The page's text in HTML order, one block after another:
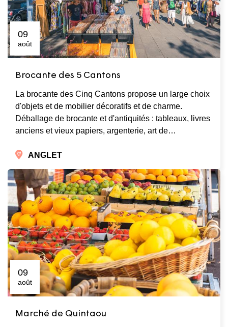
09
août
Brocante des 5 Cantons
La brocante des Cinq Cantons propose un large choix
d'objets et de mobilier décoratifs et de charme.
Déballage de brocante et d'antiquités : tableaux, livres
anciens et vieux papiers, argenterie, art de…
ANGLET
09
août
Marché de Quintaou